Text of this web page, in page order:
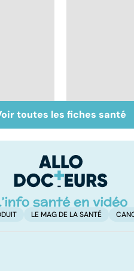
savoir
toutes les fiches santé
LE MAG DE LA SANTÉ